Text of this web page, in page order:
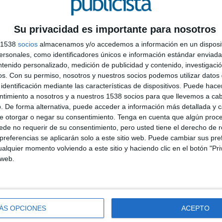
Su privacidad es importante para nosotros
socios almacenamos y/o accedemos a información en un
como identificadores únicos e información estándar
personalizado, medición de publicidad y contenido,
Con su permiso, nosotros y nuestros socios podemos utilizar datos
mediante las características de dispositivos. Puede
a nosotros y a nuestros 1538 socios para que llevemos a
De forma alternativa, puede acceder a información más detallada y
otorgar o negar su consentimiento. Tenga en cuenta que algún
no requerir de su consentimiento, pero usted tiene el derecho de
se aplicarán solo a este sitio web. Puede cambiar sus
momento volviendo a este sitio y haciendo clic en el botón
OPCIONES ACEPTO
a sus preferencias . Respecto a las
desde que empezara la crisis sanitaria, entre los
ellos está conforme o se muestra indiferente
aunque moderadamente, y el 5% restante no está
sobresale la demanda de aquellos que aporten
(85%), así como los de marcas que dan dinero
que los consumidores tienen muchas ganas de
(75%).
más importante para las marcas llegar a los
más amigables, como los de vídeo con
en los que se puedan lograr buenos resultados.
móvil, que se ha consolidado como una
disfrutan, se relajan y lo ven como una
los anuncios para las marcas en este entorno, se
los estándares de las diferentesapp stores.
entre los usuarios ya que estos
y además repercute directamente en